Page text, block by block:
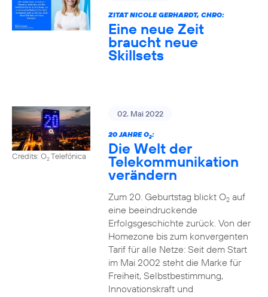
ZITAT NICOLE GERHARDT, CHRO:
Eine neue Zeit
braucht neue
Skillsets
Credits: O2Telefónica
02. Mai 2022
20 JAHRE O2:
Die Welt der
Telekommunikation
verändern
Zum 20. Geburtstag blickt O2auf
eine beeindruckende
Erfolgsgeschichte zurück. Von der
Homezone bis zum konvergenten
Tarif für alle Netze: Seit dem Start
im Mai 2002 steht die Marke für
Freiheit, Selbstbestimmung,
Innovationskraft und